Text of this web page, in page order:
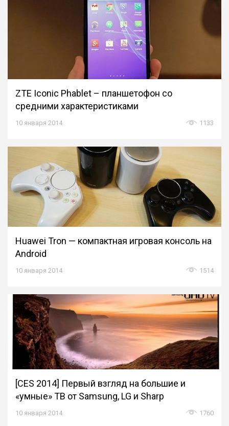
ZTE Iconic Phablet – планшетофон со
средними характеристиками
10 января 2014 1133
Huawei Tron — компактная игровая консоль на
Android
10 января 2014 1514
[CES 2014] Первый взгляд на большие и
«умные» ТВ от Samsung, LG и Sharp
10 января 2014 1760